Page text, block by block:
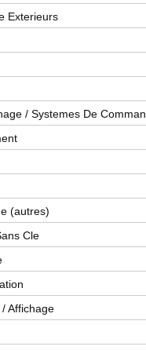
Exterieurs
/ Systemes De
(autres)
Cle
Affichage